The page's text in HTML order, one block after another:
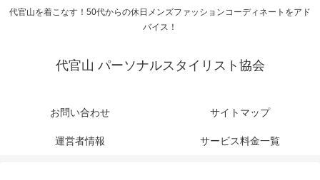
代官山を着こなす！50代からの休日メンズファッションコーディネートをアド
バイス！
代官山 パーソナルスタイリスト協会
お問い合わせ サイトマップ
運営者情報 サービス料金一覧